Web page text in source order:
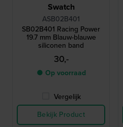
Swatch
ASB02B401
SB02B401 Racing Power
19.7 mm Blauw-blauwe
siliconen band
30,-
● Op voorraad
Vergelijk
Bekijk Product